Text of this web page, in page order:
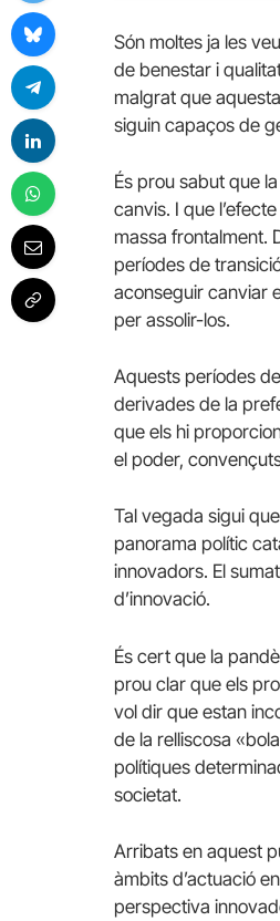
Són moltes ja les
de benestar i
malgrat que
siguin capaços de
És prou sabut que
canvis. I que
massa frontalment.
períodes de
aconseguir canviar
per assolir-los.
Aquests períodes
derivades de la
que els hi
el poder,
Tal vegada sigui
panorama polític
innovadors. El
d’innovació.
És cert que la
prou clar que els
vol dir que estan
de la relliscosa
polítiques
societat.
Arribats en aquest
àmbits d’actuació
perspectiva